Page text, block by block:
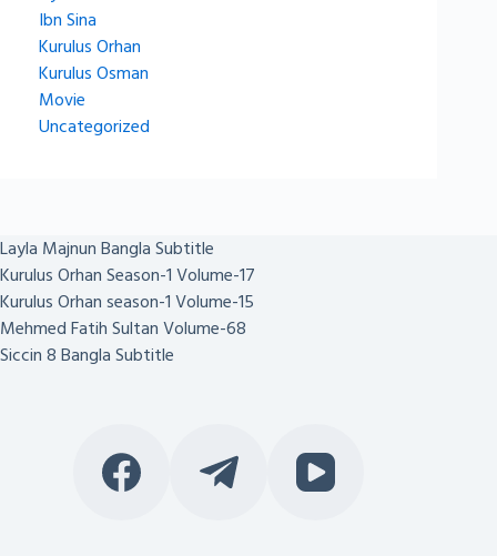
Ibn Sina
Kurulus Orhan
Kurulus Osman
Movie
Uncategorized
Layla Majnun Bangla Subtitle
Kurulus Orhan Season-1 Volume-17
Kurulus Orhan season-1 Volume-15
Mehmed Fatih Sultan Volume-68
Siccin 8 Bangla Subtitle